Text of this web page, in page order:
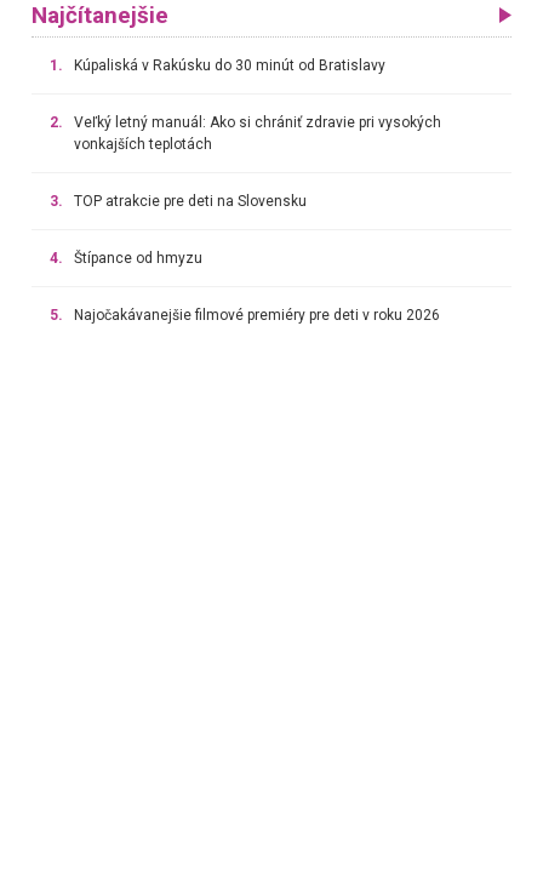
Najčítanejšie
1. Kúpaliská v Rakúsku do 30 minút od Bratislavy
2.
Veľký letný manuál: Ako si chrániť zdravie pri vysokých
vonkajších teplotách
3. TOP atrakcie pre deti na Slovensku
4. Štípance od hmyzu
5. Najočakávanejšie filmové premiéry pre deti v roku 2026